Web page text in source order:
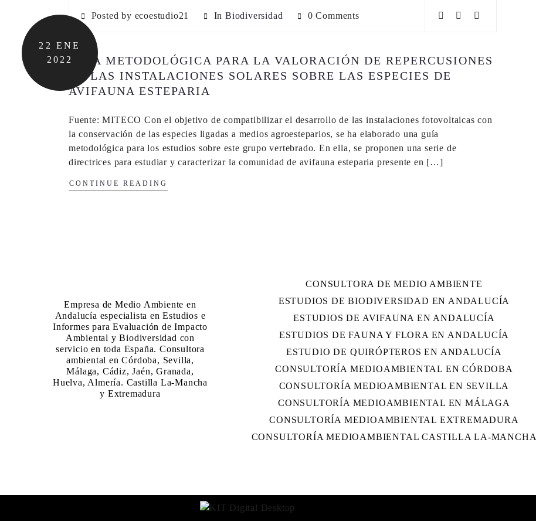
22
ENE
2022
Posted by ecoestudio21 InBiodiversidad 0 Comments
GUÍA METODOLÓGICA PARA LA VALORACIÓN DE REPERCUSIONES
DE LAS INSTALACIONES SOLARES SOBRE LAS ESPECIES DE
AVIFAUNA ESTEPARIA
Fuente: MITECO Con el objetivo de compatibilizar el desarrollo de las instalaciones fotovoltaicas con
la conservación de las especies ligadas a medios agroesteparios, se ha elaborado una guía
metodológica para los estudios sobre este grupo vertebrado. En ella, se proponen una serie de
directrices para estudiar y caracterizar la comunidad de avifauna esteparia presente en […]
CONTINUE READING
Empresa de Medio Ambiente en
Andalucía especialista en Estudios e
Informes para Evaluación de Impacto
Ambiental y Biodiversidad con
servicio en toda España. Consultora
ambiental en Córdoba, Sevilla,
Málaga, Cádiz, Jaén, Granada,
Huelva, Almería. Castilla La-Mancha
y Extremadura
CONSULTORA DE MEDIO AMBIENTE
ESTUDIOS DE BIODIVERSIDAD EN ANDALUCÍA
ESTUDIOS DE AVIFAUNA EN ANDALUCÍA
ESTUDIOS DE FAUNA Y FLORA EN ANDALUCÍA
ESTUDIO DE QUIRÓPTEROS EN ANDALUCÍA
CONSULTORÍA MEDIOAMBIENTAL EN CÓRDOBA
CONSULTORÍA MEDIOAMBIENTAL EN SEVILLA
CONSULTORÍA MEDIOAMBIENTAL EN MÁLAGA
CONSULTORÍA MEDIOAMBIENTAL EXTREMADURA
CONSULTORÍA MEDIOAMBIENTAL CASTILLA LA-MANCHA